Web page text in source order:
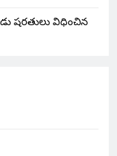
షరతులు విధించిన